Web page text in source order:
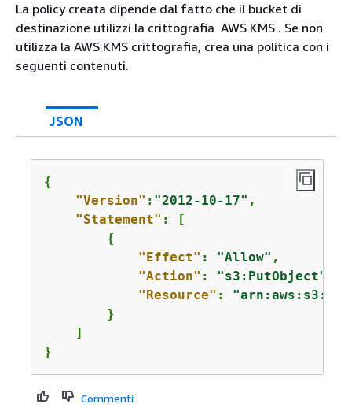
La policy creata dipende dal fatto che il bucket di
destinazione utilizzi la crittografia AWS KMS . Se non
utilizza la AWS KMS crittografia, crea una politica con i
seguenti contenuti.
JSON
{
"Version" : "2012-10-17" ,
"Statement" : [
{
"Effect" : "Allow" ,
"Action" : "s3:PutObject"
"Resource" : "arn:aws:s3:::
        }
    ]
}
Commenti